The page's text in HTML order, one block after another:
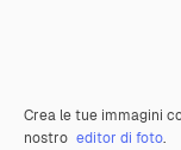
Crea le tue immagini
nostro editor di foto.